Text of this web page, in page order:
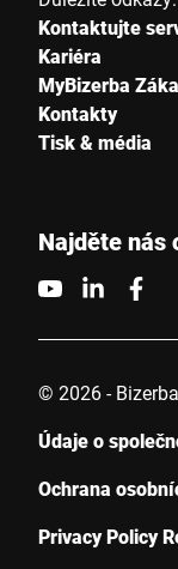
Kontaktujte
Kariéra
MyBizerba
Kontakty
Tisk & média
Najděte nás
© 2026 - Bizerba
Údaje o
Ochrana
Privacy Policy